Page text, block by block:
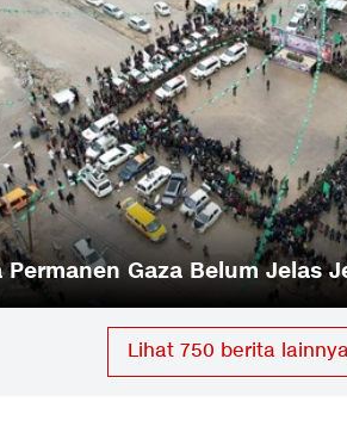
Jadi Korban Serangan Israel
Lihat 750 berita lainnya